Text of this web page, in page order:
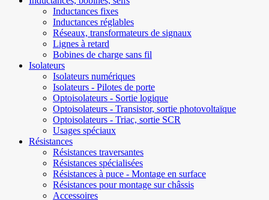
Inductances fixes
Inductances réglables
Réseaux, transformateurs de signaux
Lignes à retard
Bobines de charge sans fil
Isolateurs
Isolateurs numériques
Isolateurs - Pilotes de porte
Optoisolateurs - Sortie logique
Optoisolateurs - Transistor, sortie photovoltaïque
Optoisolateurs - Triac, sortie SCR
Usages spéciaux
Résistances
Résistances traversantes
Résistances spécialisées
Résistances à puce - Montage en surface
Résistances pour montage sur châssis
Accessoires